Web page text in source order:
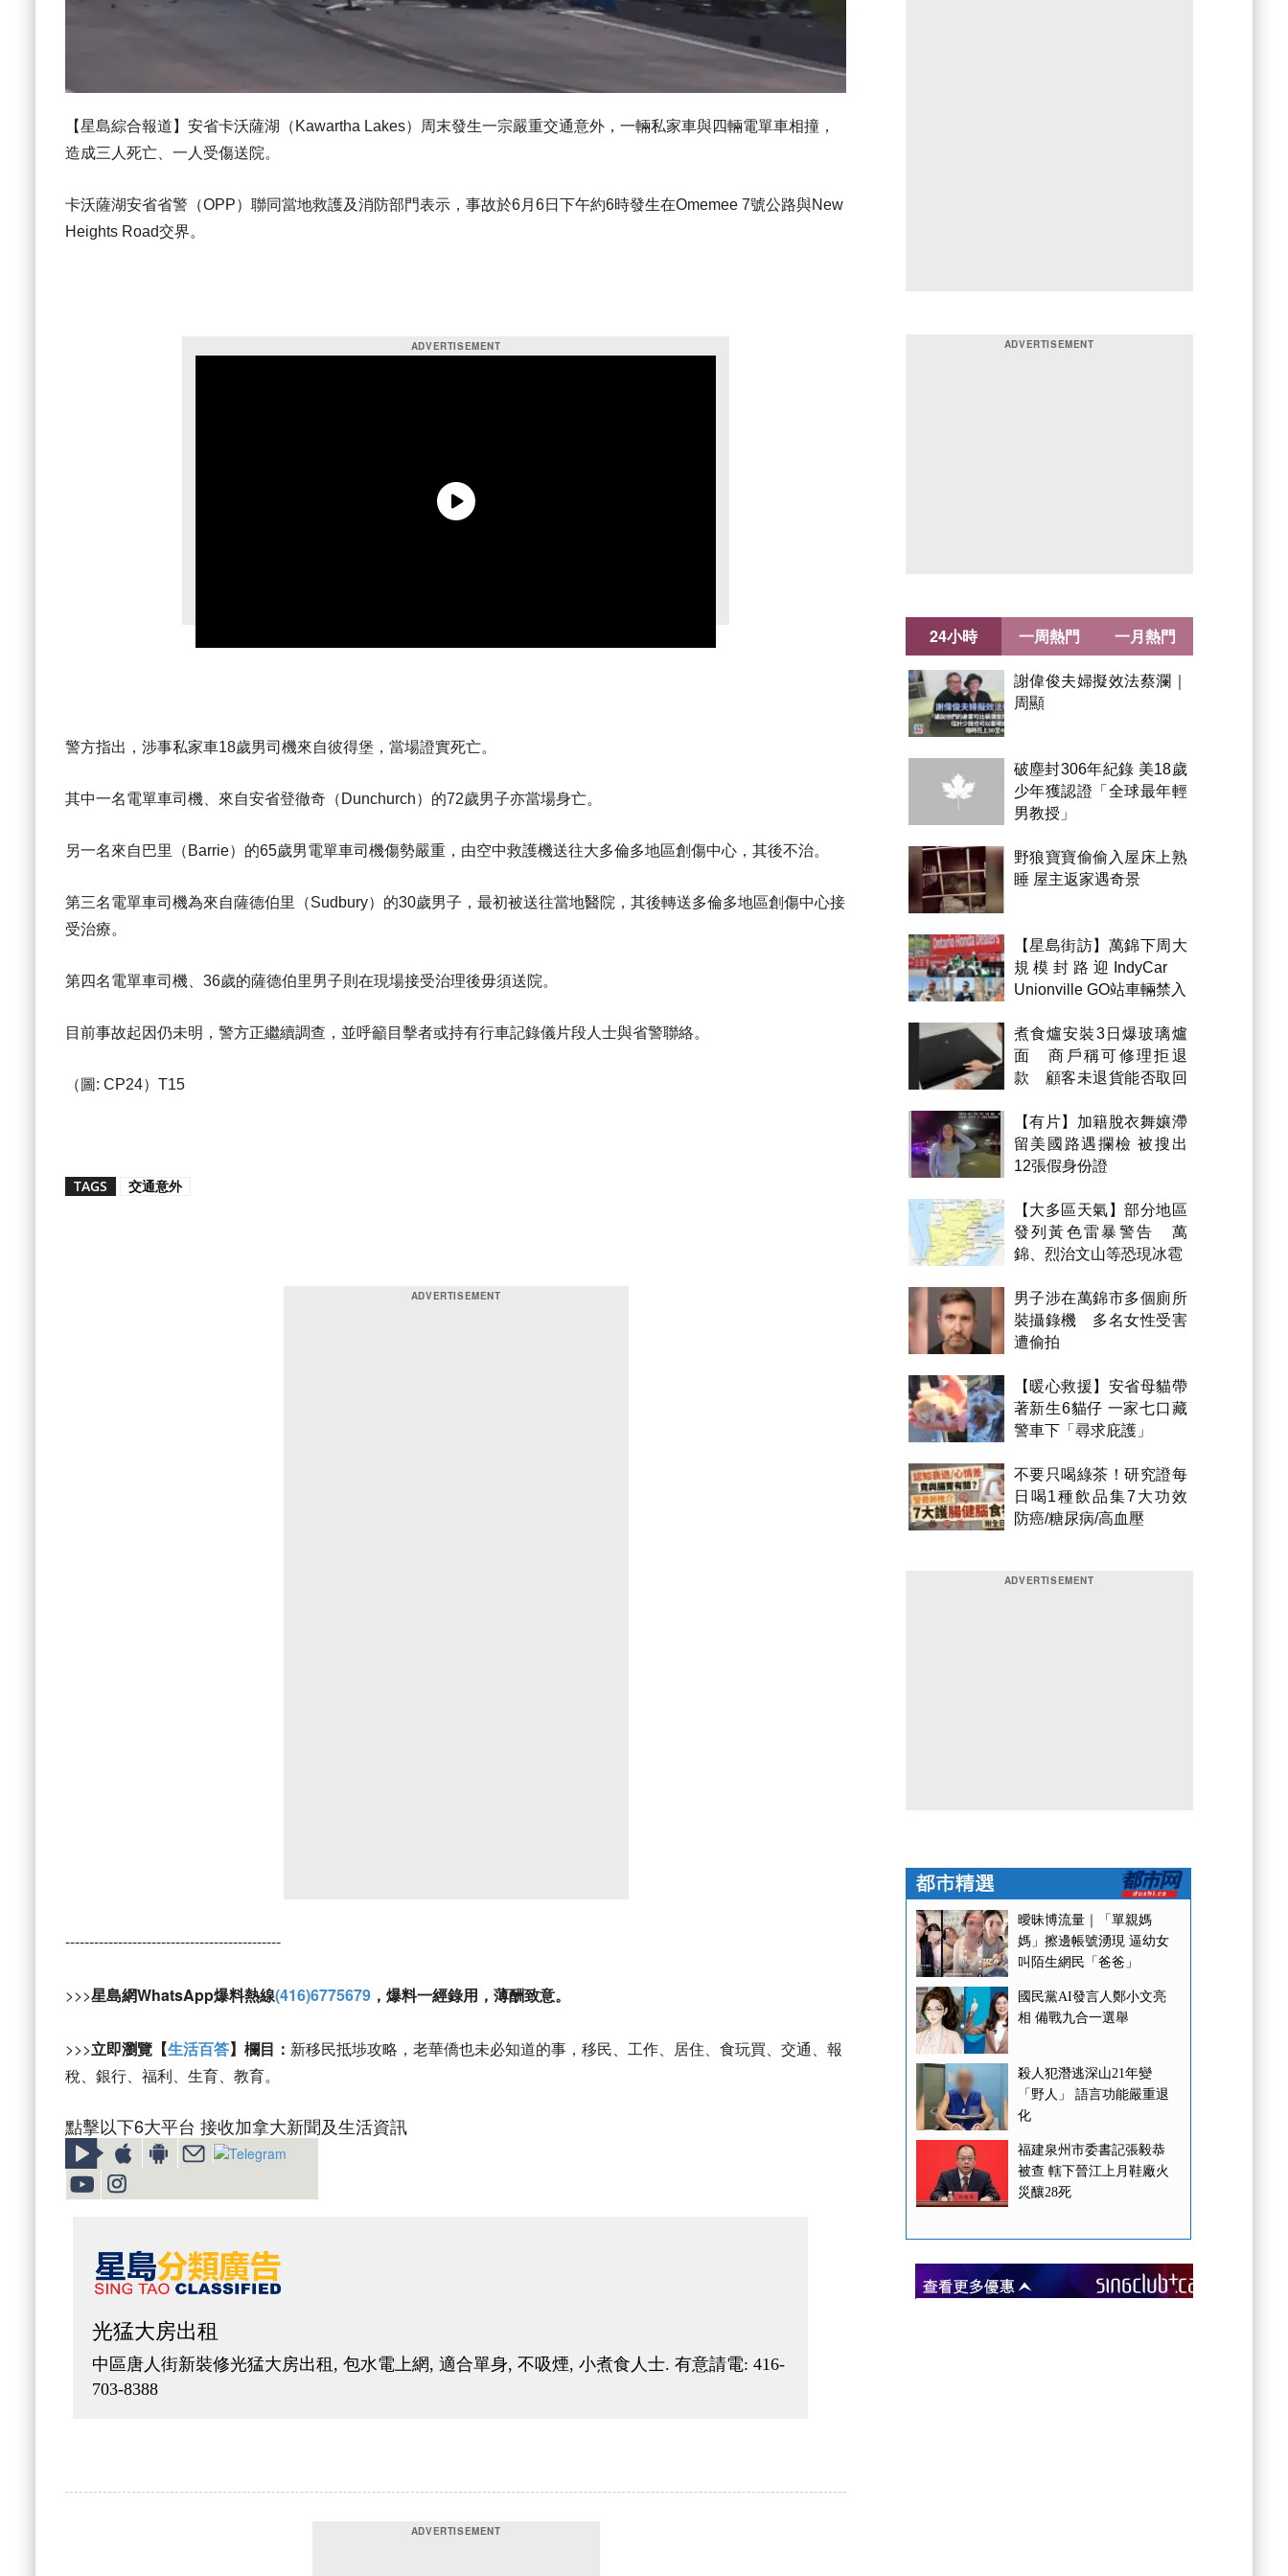
【星島綜合報道】安省卡沃薩湖（Kawartha Lakes）周末發生一宗嚴重交通意外，一輛私家車與四輛電單車相撞，
造成三人死亡、一人受傷送院。
卡沃薩湖安省省警（OPP）聯同當地救護及消防部門表示，事故於6月6日下午約6時發生在Omemee 7號公路與New
Heights Road交界。
警方指出，涉事私家車18歲男司機來自彼得堡，當場證實死亡。
其中一名電單車司機、來自安省登徹奇（Dunchurch）的72歲男子亦當場身亡。
另一名來自巴里（Barrie）的65歲男電單車司機傷勢嚴重，由空中救護機送往大多倫多地區創傷中心，其後不治。
第三名電單車司機為來自薩德伯里（Sudbury）的30歲男子，最初被送往當地醫院，其後轉送多倫多地區創傷中心接
受治療。
第四名電單車司機、36歲的薩德伯里男子則在現場接受治理後毋須送院。
目前事故起因仍未明，警方正繼續調查，並呼籲目擊者或持有行車記錄儀片段人士與省警聯絡。
（圖: CP24）T15
TAGS 交通意外
---------------------------------------------
>>>星島網WhatsApp爆料熱線(416)6775679 ，爆料一經錄用，薄酬致意。
>>>立即瀏覽【生活百答】欄目： 新移民抵埗攻略，老華僑也未必知道的事，移民、工作、居住、食玩買、交通、報
稅、銀行、福利、生育、教育。
點擊以下6大平台 接收加拿大新聞及生活資訊
24小時
謝偉俊夫婦擬效法蔡瀾｜
周顯
破塵封306年紀錄 美18歲
少年獲認證「全球最年輕
男教授」
野狼寶寶偷偷入屋床上熟
睡 屋主返家遇奇景
【星島街訪】萬錦下周大
規模封路迎IndyCar
Unionville GO站車輛禁入
煮食爐安裝3日爆玻璃爐
面 商戶稱可修理拒退
款 顧客未退貨能否取回
【有片】加籍脫衣舞孃滯
留美國路遇攔檢 被搜出
12張假身份證
【大多區天氣】部分地區
發列黃色雷暴警告 萬
錦、烈治文山等恐現冰雹
男子涉在萬錦市多個廁所
裝攝錄機 多名女性受害
遭偷拍
【暖心救援】安省母貓帶
著新生6貓仔 一家七口藏
警車下「尋求庇護」
不要只喝綠茶！研究證每
日喝1種飲品集7大功效
防癌/糖尿病/高血壓
一周熱門 一月熱門